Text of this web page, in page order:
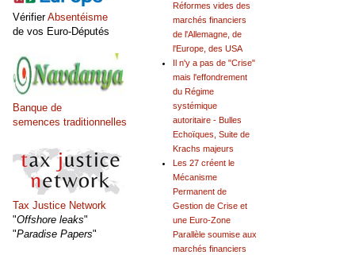
Réformes vides des
marchés financiers
de l'Allemagne, de
l'Europe, des USA
Il n'y a pas de "Crise"
mais l'effondrement
du Régime
systémique
autoritaire - Bulles
Echoïques, Suite de
Krachs majeurs
Les 27 créent le
Mécanisme
Permanent de
Gestion de Crise et
une Euro-Zone
Parallèle soumise aux
marchés financiers
VérifierAbsentéisme
de vos Euro-Députés
Banque de
semences traditionnelles
Tax Justice Network
"Offshore leaks"
"Paradise Papers"